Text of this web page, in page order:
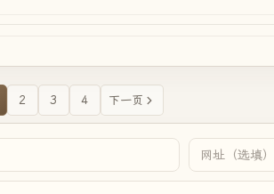
2 3 4 下一页